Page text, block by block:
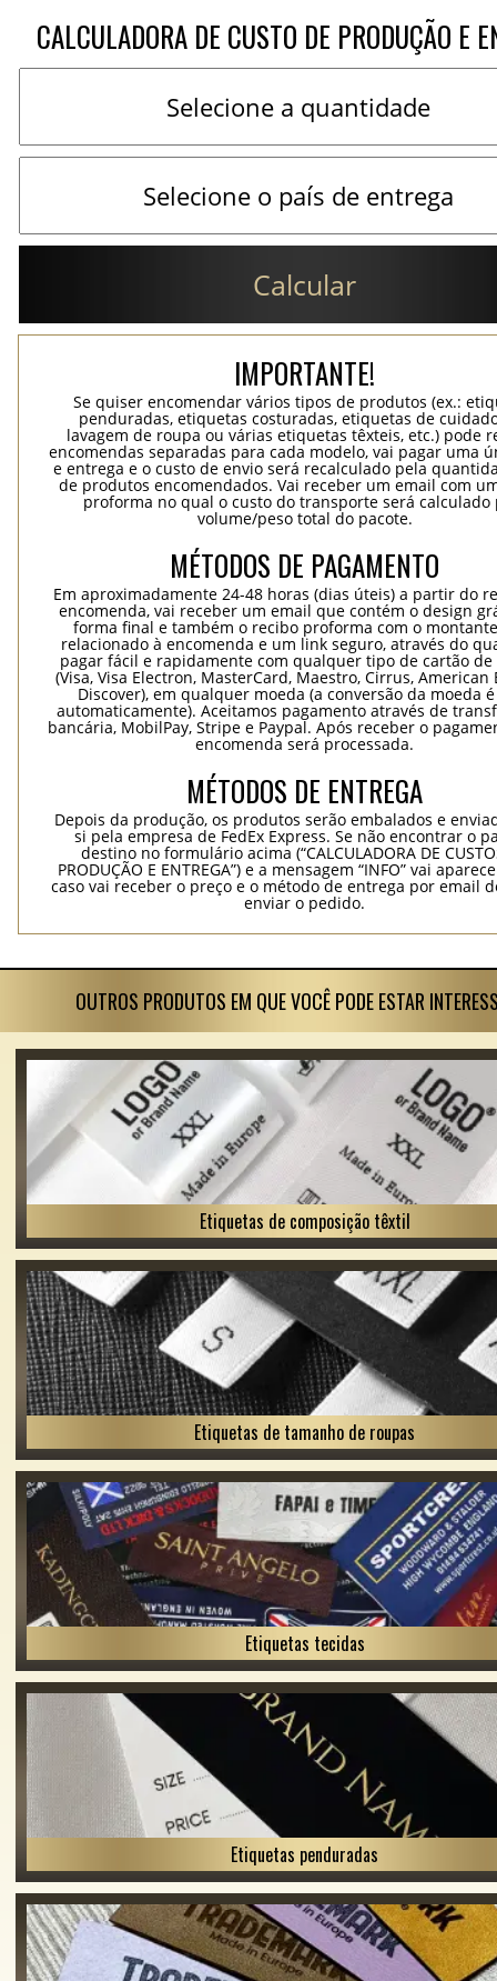
CALCULADORA DE CUSTO DE PRODUÇÃO E
Calcular
IMPORTANTE!
Se quiser encomendar vários tipos de produtos (ex.:
penduradas, etiquetas costuradas, etiquetas de
lavagem de roupa ou várias etiquetas têxteis, etc.) pode
encomendas separadas para cada modelo, vai pagar uma
e entrega e o custo de envio será recalculado pela
de produtos encomendados. Vai receber um email com
proforma no qual o custo do transporte será calculado
volume/peso total do pacote.
MÉTODOS DE PAGAMENTO
Em aproximadamente 24-48 horas (dias úteis) a partir do
encomenda, vai receber um email que contém o design
forma final e também o recibo proforma com o
relacionado à encomenda e um link seguro, através do
pagar fácil e rapidamente com qualquer tipo de cartão
(Visa, Visa Electron, MasterCard, Maestro, Cirrus, American
Discover), em qualquer moeda (a conversão da moeda
automaticamente). Aceitamos pagamento através de
bancária, MobilPay, Stripe e Paypal. Após receber o
encomenda será processada.
MÉTODOS DE ENTREGA
Depois da produção, os produtos serão embalados e
si pela empresa de FedEx Express. Se não encontrar o
destino no formulário acima (“CALCULADORA DE
PRODUÇÃO E ENTREGA”) e a mensagem “INFO” vai
caso vai receber o preço e o método de entrega por email
enviar o pedido.
OUTROS PRODUTOS EM QUE VOCÊ PODE ESTAR
Etiquetas de composição têxtil
Etiquetas de tamanho de roupas
Etiquetas tecidas
Etiquetas penduradas